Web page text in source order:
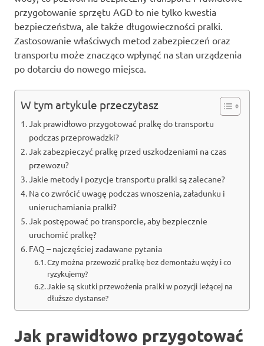
przygotowanie sprzętu AGD to nie tylko kwestia
bezpieczeństwa, ale także długowieczności pralki.
Zastosowanie właściwych metod zabezpieczeń oraz
transportu może znacząco wpłynąć na stan urządzenia
po dotarciu do nowego miejsca.
W tym artykule przeczytasz
Jak prawidłowo przygotować pralkę do transportu
podczas przeprowadzki?
Jak zabezpieczyć pralkę przed uszkodzeniami na czas
przewozu?
Jakie metody i pozycje transportu pralki są zalecane?
Na co zwrócić uwagę podczas wnoszenia, załadunku i
unieruchamiania pralki?
Jak postępować po transporcie, aby bezpiecznie
uruchomić pralkę?
FAQ – najczęściej zadawane pytania
Czy można przewozić pralkę bez demontażu węży i co
ryzykujemy?
Jakie są skutki przewożenia pralki w pozycji leżącej na
dłuższe dystanse?
Jak prawidłowo przygotować